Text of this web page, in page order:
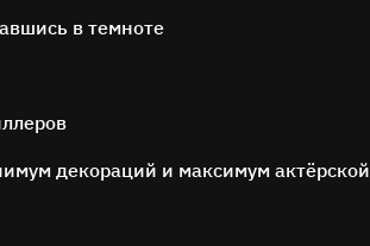
в темноте
декораций и максимум актёрской